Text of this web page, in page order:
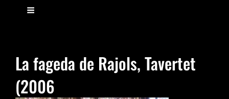
La fageda de Rajols, Tavertet
(2006